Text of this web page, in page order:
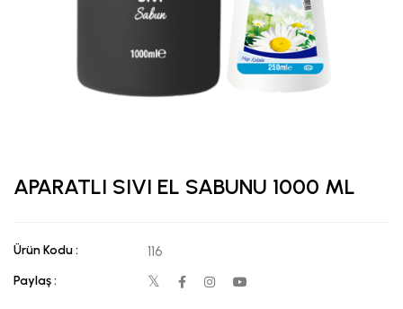
APARATLI SIVI EL SABUNU 1000 ML
Ürün Kodu : 116
Paylaş :